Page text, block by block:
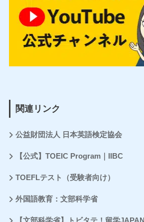
関連リンク
公益財団法人 日本英語検定協会
【公式】TOEIC Program｜IIBC
TOEFLテスト（受験者向け）
外国語教育：文部科学省